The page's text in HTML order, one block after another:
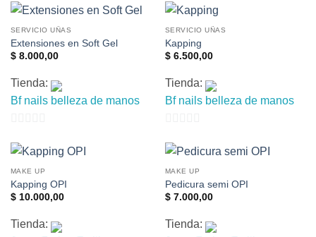
de
5
5
SERVICIO UÑAS
Extensiones en Soft Gel
$8.000,00
Tienda:
Bf nails belleza de manos
de
5
SERVICIO UÑAS
Kapping
$6.500,00
Tienda:
Bf nails belleza de manos
de
5
MAKE UP
Kapping OPI
$10.000,00
Tienda:
MAKE UP
Pedicura semi OPI
$7.000,00
Tienda: